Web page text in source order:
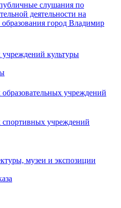
слушания по
деятельности на
город Владимир
культуры
учреждений
учреждений
музеи и экспозиции